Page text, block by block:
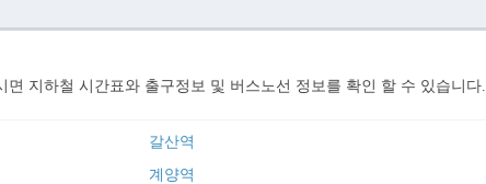
면 지하철 시간표와 출구정보 및 버스노선 정보를 확인 할 수 있습니다.
갈산역
계양역